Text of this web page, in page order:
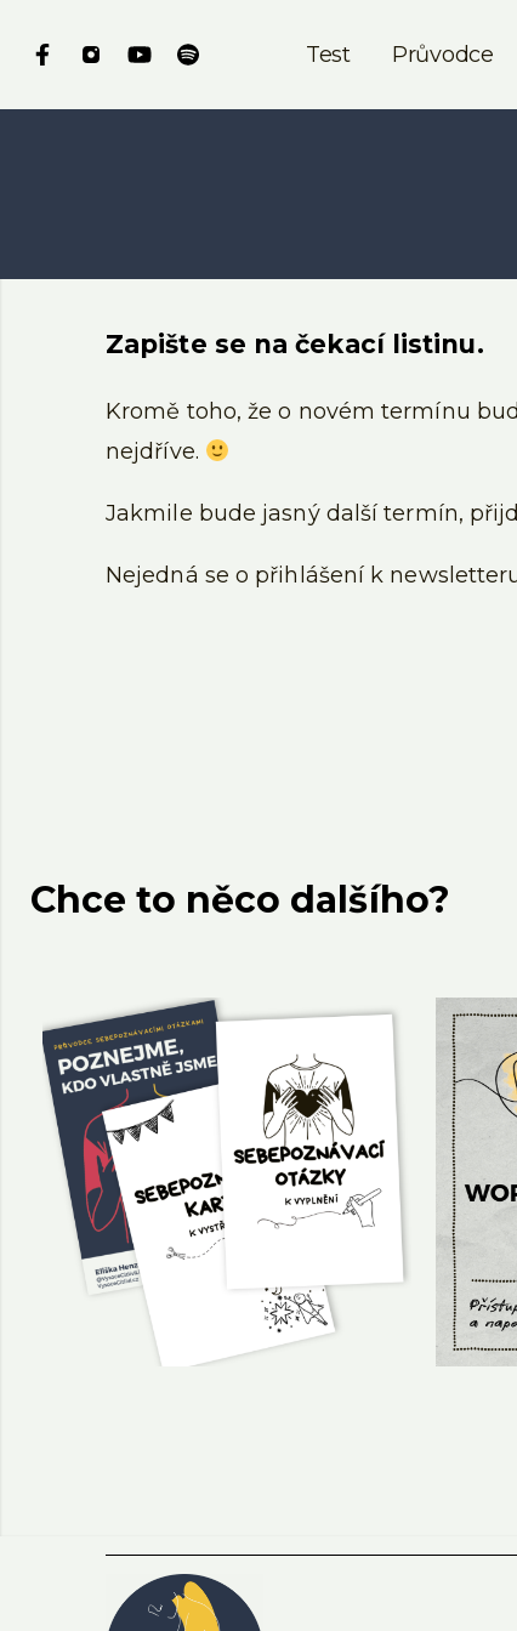
Test Průvodce
Zapište se na čekací listinu.
Kromě toho, že o novém termínu
nejdříve.
Jakmile bude jasný další termín,
Nejedná se o přihlášení k
Chce to něco dalšího?